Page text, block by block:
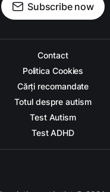
Subscribe now
Contact
Politica Cookies
Cărți recomandate
Totul despre autism
Test Autism
Test ADHD